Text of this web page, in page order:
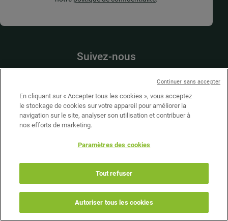
Suivez-nous
Presse
Nous soutenir
Nous contacter
©2026 Teragir
Mentions légales
En cliquant sur « Accepter tous les cookies », vous acceptez
le stockage de cookies sur votre appareil pour améliorer la
navigation sur le site, analyser son utilisation et contribuer à
nos efforts de marketing.
Paramètres des cookies
Tout refuser
Autoriser tous les cookies
Continuer sans accepter